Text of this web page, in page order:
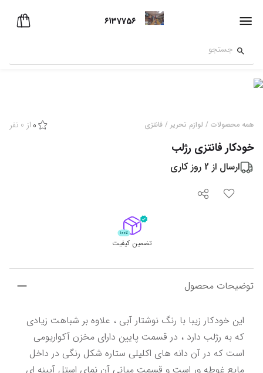
6137756
همه محصولات / لوازم تحریر / فانتزی 0 از 0 نفر
خودکار فانتزی رژلب
ارسال از 2 روز کاری
تضمین کیفیت
توضیحات محصول